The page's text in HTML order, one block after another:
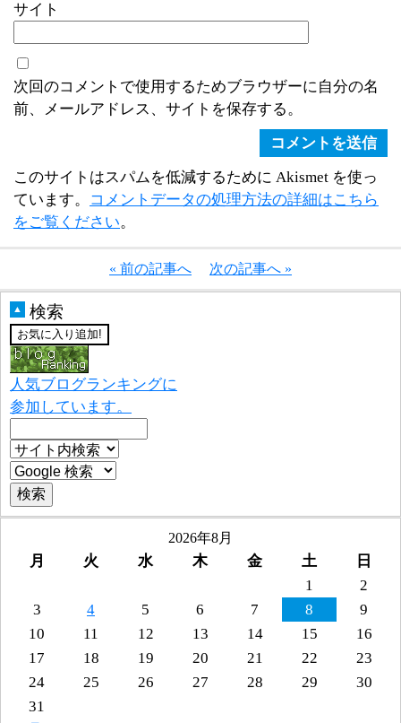
サイト
次回のコメントで使用するためブラウザーに自分の名
前、メールアドレス、サイトを保存する。
このサイトはスパムを低減するために Akismet を使っ
ています。
コメントデータの処理方法の詳細はこちら
をご覧ください。
« 前の記事へ 次の記事へ »
▲ 検索
人気ブログランキングに
参加しています。
2026年8月
月 火 水 木 金 土
日
1
2
3
4 5 6 7 8
9
10
11 12 13 14 15
16
17
18 19 20 21 22
23
24
25 26 27 28 29
30
31